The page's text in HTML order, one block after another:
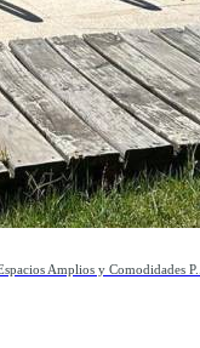
Amplios y Comodidades P...